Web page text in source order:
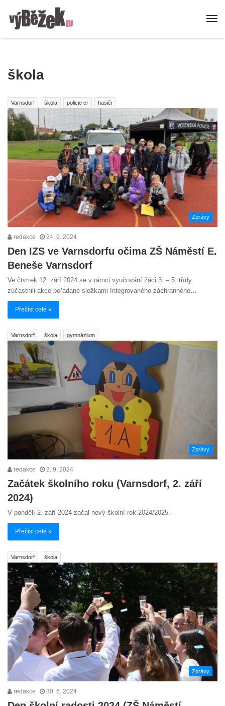
škola
Varnsdorf škola policie cr hasiči
Zprávy
redakce 24. 9. 2024
Den IZS ve Varnsdorfu očima ZŠ Náměstí E.
Beneše Varnsdorf
Ve čtvrtek 12. září 2024 se v rámci vyučování žáci 3. – 5. třídy
zúčastnili akce pořádané složkami Integrovaného záchranného…
Přečíst celé »
Varnsdorf škola gymnázium
Zprávy
redakce 2. 9. 2024
Začátek školního roku (Varnsdorf, 2. září
2024)
V pondělí 2. září 2024 začal nový školní rok 2024/2025.
Přečíst celé »
Varnsdorf škola
Zprávy
redakce 30. 6. 2024